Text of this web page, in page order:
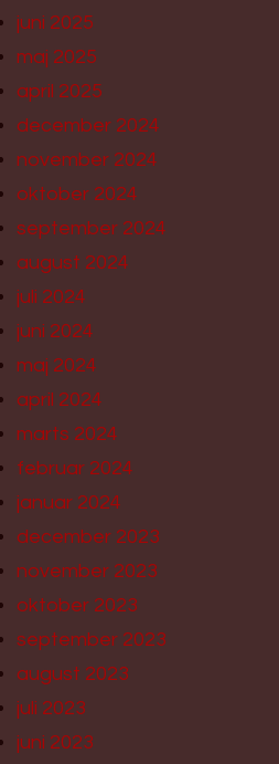
juni 2025
maj 2025
april 2025
december 2024
november 2024
oktober 2024
september 2024
august 2024
juli 2024
juni 2024
maj 2024
april 2024
marts 2024
februar 2024
januar 2024
december 2023
november 2023
oktober 2023
september 2023
august 2023
juli 2023
juni 2023